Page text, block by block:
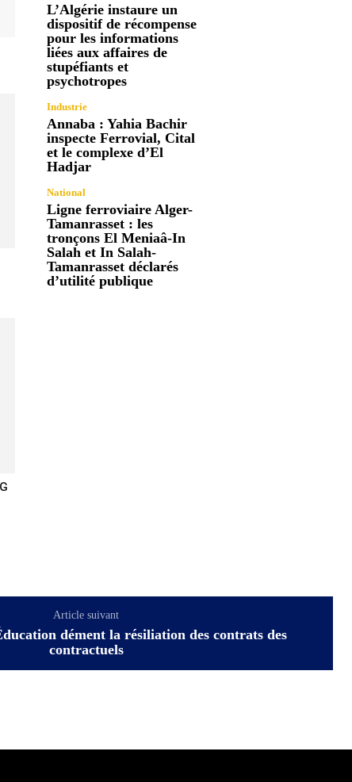
L’Algérie instaure un
dispositif de récompense
pour les informations
liées aux affaires de
stupéfiants et
psychotropes
Industrie
Annaba : Yahia Bachir
inspecte Ferrovial, Cital
et le complexe d’El
Hadjar
National
Ligne ferroviaire Alger-
Tamanrasset : les
tronçons El Meniaâ-In
Salah et In Salah-
Tamanrasset déclarés
d’utilité publique
Article suivant
dément la résiliation des contrats des
contractuels